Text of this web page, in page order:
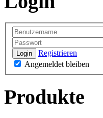
Login
Registrieren
Angemeldet bleiben
Produkte